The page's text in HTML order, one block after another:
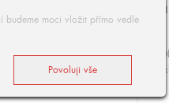
budeme moci vložit přímo vedle